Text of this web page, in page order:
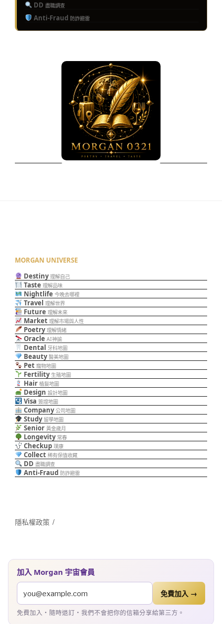
DD 盡職調查
Anti-Fraud 防詐避雷
MORGAN UNIVERSE
Destiny 理解自己
Taste 理解品味
Nightlife 今晚去哪裡
Travel 理解世界
Future 理解未來
Market 理解市場與人性
Poetry 理解情緒
Oracle AI神諭
Dental 牙科地圖
Beauty 醫美地圖
Pet 寵物地圖
Fertility 生殖地圖
Hair 植髮地圖
Design 設計地圖
Visa 簽證地圖
Company 公司地圖
Study 留學地圖
Senior 黃金歲月
Longevity 常春
Checkup 璞康
Collect 稀有保值收藏
DD 盡職調查
Anti-Fraud 防詐避雷
隱私權政策
加入 Morgan 宇宙會員
免費加入 →
免費加入・隨時退訂・我們不會把你的信箱分享給第三方。